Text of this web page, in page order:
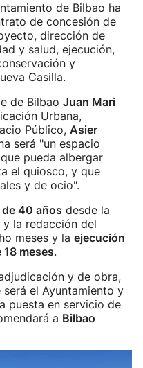
de Bilbao ha
de concesión de
dirección de
y salud, ejecución,
y
Casilla.
de Bilbao Juan Mari
Urbana,
Público, Asier
será "un espacio
pueda albergar
el quiosco, y que
y de ocio".
40 años desde la
la redacción del
meses y la ejecución
meses.
y de obra,
el Ayuntamiento y
puesta en servicio de
a Bilbao